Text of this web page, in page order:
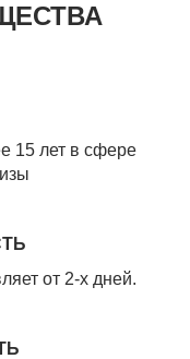
15 лет в сфере
от 2-х дней.